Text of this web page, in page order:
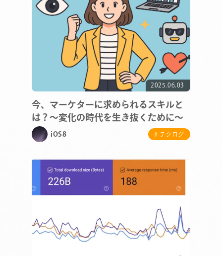
2025.06.03
今、マーケターに求められるスキルと
は？～変化の時代を生き抜くために～
iOS8 # テクログ